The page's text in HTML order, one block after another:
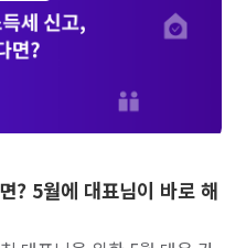
? 5월에 대표님이 바로 해